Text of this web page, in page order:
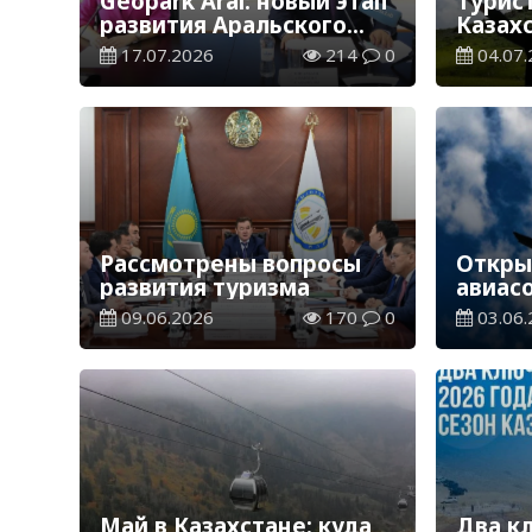
развития Аральского
района
17.07.2026 214 0
Рассмотрены вопросы
развития туризма
09.06.2026 170 0
Май в Казахстане: куда
Два